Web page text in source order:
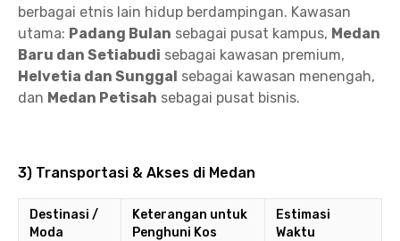
berbagai etnis lain hidup berdampingan. Kawasan
utama: Padang Bulan sebagai pusat kampus, Medan
Baru dan Setiabudi sebagai kawasan premium,
Helvetia dan Sunggal sebagai kawasan menengah,
dan Medan Petisah sebagai pusat bisnis.
3) Transportasi & Akses di Medan
Destinasi /
Moda
Keterangan untuk
Penghuni Kos
Estimasi
Waktu